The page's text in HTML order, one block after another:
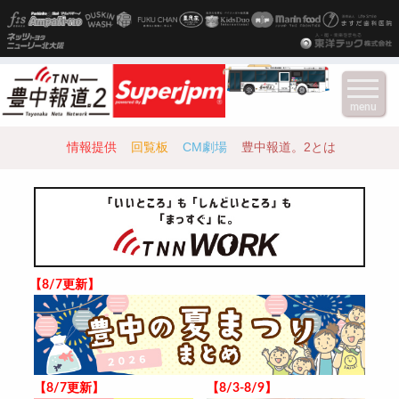
情報提供 回覧板 CM劇場 豊中報道。2とは
【8/7更新】
【8/7更新】 【8/3-8/9】
menu